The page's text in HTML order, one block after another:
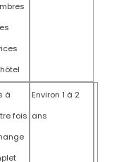
à
fois
Environ 1 à 2
ans